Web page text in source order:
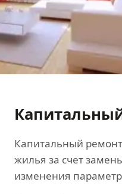
Капитальный
жилья за счет
изменения